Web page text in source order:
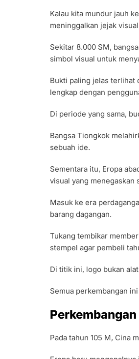
Kalau kita mundur jauh
meninggalkan jejak
Sekitar 8.000 SM,
simbol visual untuk
Bukti paling jelas terlihat
lengkap dengan
Di periode yang sama,
Bangsa Tiongkok
sebuah ide.
Sementara itu, Eropa
visual yang menegaskan
Masuk ke era
barang dagangan.
Tukang tembikar
stempel agar pembeli
Di titik ini, logo bukan
Semua perkembangan
Pada tahun 105 M, Cina